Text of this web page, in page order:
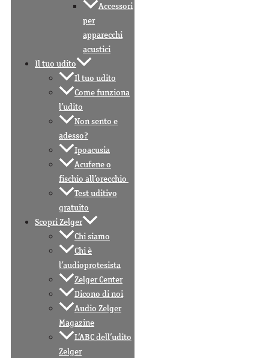
Accessori
per
apparecchi
acustici
Il tuo udito
Il tuo udito
Come funziona
l’udito
Non sento e
adesso?
Ipoacusia
Acufene o
fischio all’orecchio
Test uditivo
gratuito
Scopri Zelger
Chi siamo
Chi è
l’audioprotesista
Zelger Center
Dicono di noi
Audio Zelger
Magazine
L’ABC dell’udito
Zelger